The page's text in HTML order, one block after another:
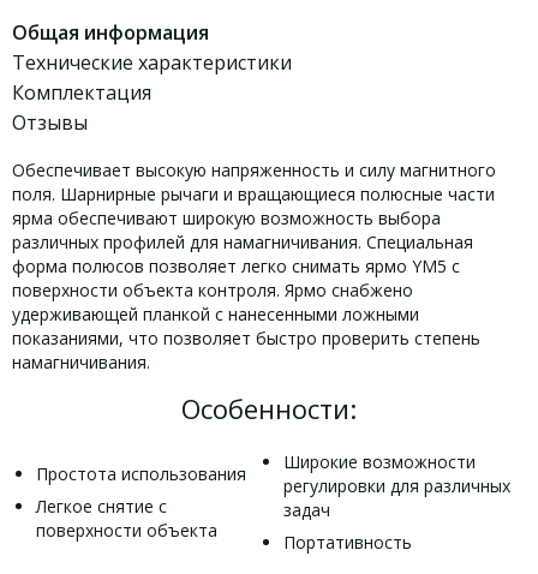
Общая информация
Технические характеристики
Комплектация
Отзывы
Обеспечивает высокую напряженность и силу магнитного
поля. Шарнирные рычаги и вращающиеся полюсные части
ярма обеспечивают широкую возможность выбора
различных профилей для намагничивания. Специальная
форма полюсов позволяет легко снимать ярмо YM5 с
поверхности объекта контроля. Ярмо снабжено
удерживающей планкой с нанесенными ложными
показаниями, что позволяет быстро проверить степень
намагничивания.
Особенности:
Простота использования
Легкое снятие с
поверхности объекта
Широкие возможности
регулировки для различных
задач
Портативность